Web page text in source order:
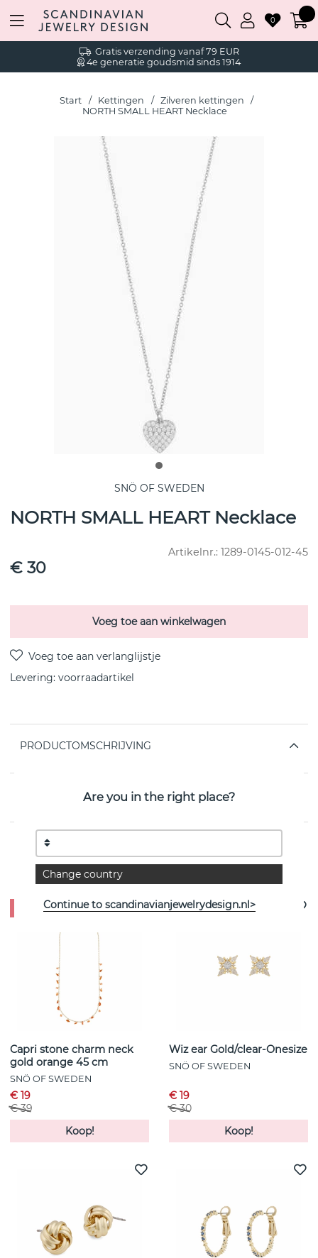
Gratis verzending vanaf 79 EUR
4e generatie goudsmid sinds 1914
0
Start Kettingen
Zilveren kettingen
NORTH SMALL HEART Necklace
SNÖ OF SWEDEN
NORTH SMALL HEART Necklace
Artikelnr.: 1289-0145-012-45
€ 30
Voeg toe aan winkelwagen
Levering: voorraadartikel
PRODUCTOMSCHRIJVING
EIGENSCHAPPEN
Bekijk meer artikelen
Capri stone charm neck
gold orange 45 cm
SNÖ OF SWEDEN
€ 19
€ 39
Koop!
- 35%
Wiz ear Gold/clear-Onesize
SNÖ OF SWEDEN
€ 19
€ 30
Koop!
Are you in the right place?
Change country
Continue to scandinavianjewelrydesign.nl>